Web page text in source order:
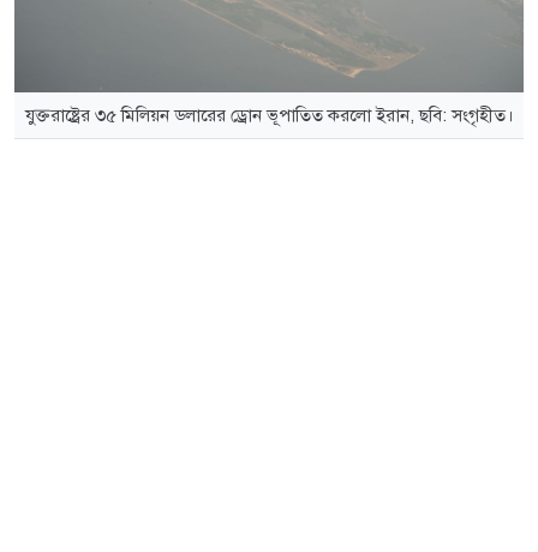
যুক্তরাষ্ট্রের ৩৫ মিলিয়ন ডলারের ড্রোন ভূপাতিত করলো ইরান, ছবি: সংগৃহীত।